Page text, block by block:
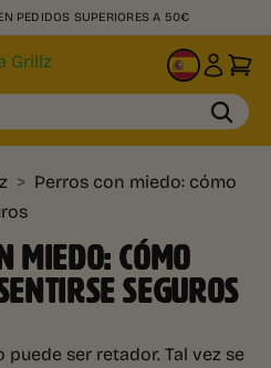
PEDIDOS SUPERIORES A 50€
ES
> Perros con miedo: cómo
MIEDO: CÓMO
SEGUROS
ser retador. Tal vez se